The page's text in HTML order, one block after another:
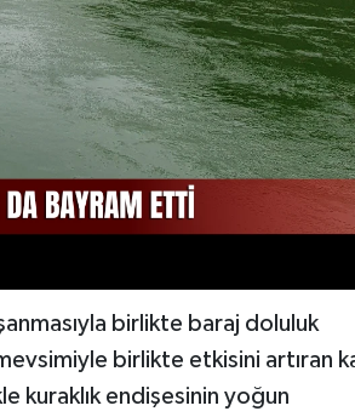
birlikte baraj doluluk
birlikte etkisini artıran
kuraklık endişesinin yoğun